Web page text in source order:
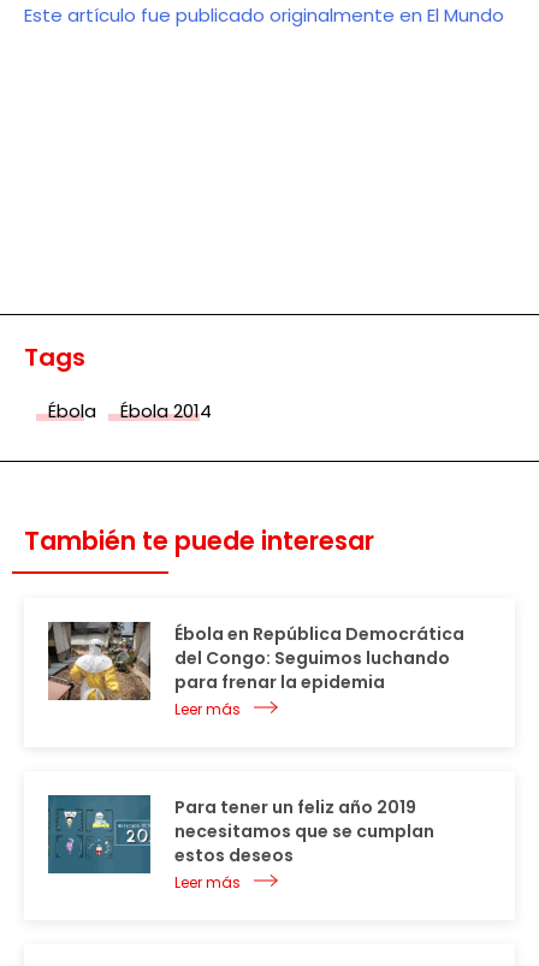
Este artículo fue publicado originalmente en El Mundo
Tags
Ébola Ébola 2014
También te puede interesar
Ébola en República Democrática
del Congo: Seguimos luchando
para frenar la epidemia
Leer más
Para tener un feliz año 2019
necesitamos que se cumplan
estos deseos
Leer más